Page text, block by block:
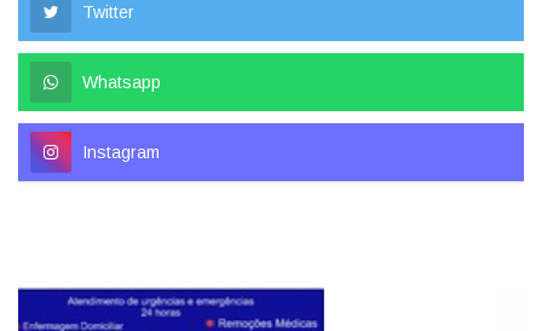
Twitter
Whatsapp
Instagram